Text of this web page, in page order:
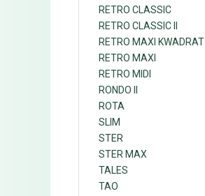
RETRO CLASSIC
RETRO CLASSIC II
RETRO MAXI KWADRAT
RETRO MAXI
RETRO MIDI
RONDO II
ROTA
SLIM
STER
STER MAX
TALES
TAO